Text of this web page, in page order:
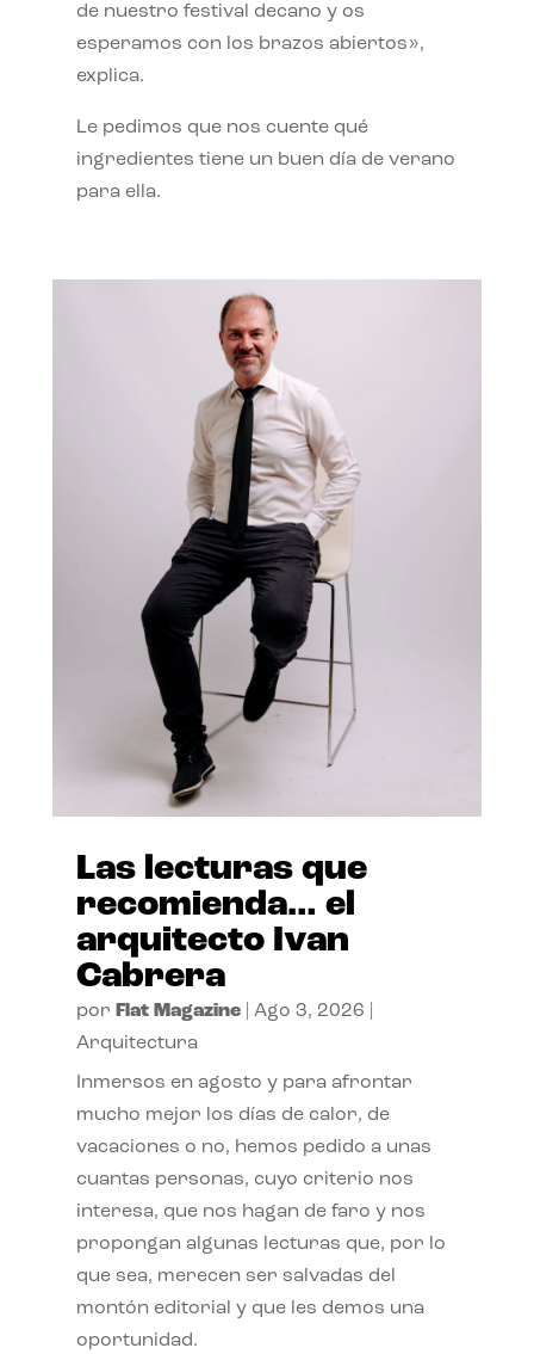
de nuestro festival decano y os
esperamos con los brazos abiertos»,
explica.
Le pedimos que nos cuente qué
ingredientes tiene un buen día de verano
para ella.
Las lecturas que
recomienda… el
arquitecto Ivan
Cabrera
por Flat Magazine| Ago 3, 2026
Arquitectura
Inmersos en agosto y para afrontar
mucho mejor los días de calor, de
vacaciones o no, hemos pedido a unas
cuantas personas, cuyo criterio nos
interesa, que nos hagan de faro y nos
propongan algunas lecturas que, por lo
que sea, merecen ser salvadas del
montón editorial y que les demos una
oportunidad.